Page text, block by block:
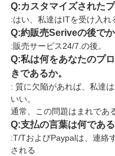
Q:カスタマイズされた
:はい、私達はITを受け入れ
Q:約販売Seriveの後でか
:販売サービス24/7.の後。
Q:私は何をあなたのプ
きであるか。
: 質に欠陥があれば、私達
いい。
通常、この問題はまれであ
Q:支払の言葉は何である
:T/TおよびPaypalは、連絡
される